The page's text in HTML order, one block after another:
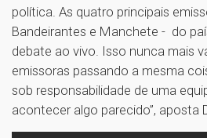
política. As quatro principais
Bandeirantes e Manchete - do
debate ao vivo. Isso nunca mais
emissoras passando a mesma
sob responsabilidade de uma
acontecer algo parecido”, aposta